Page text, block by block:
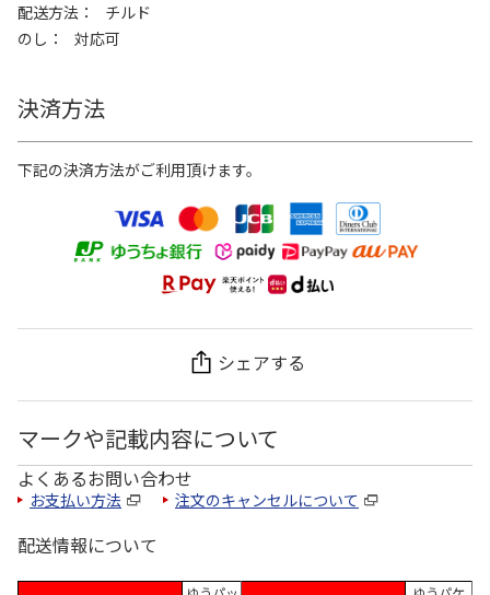
配送方法
チルド
のし
対応可
決済方法
下記の決済方法がご利用頂けます。
シェアする
マークや記載内容について
よくあるお問い合わせ
お支払い方法 注文のキャンセルについて
配送情報について